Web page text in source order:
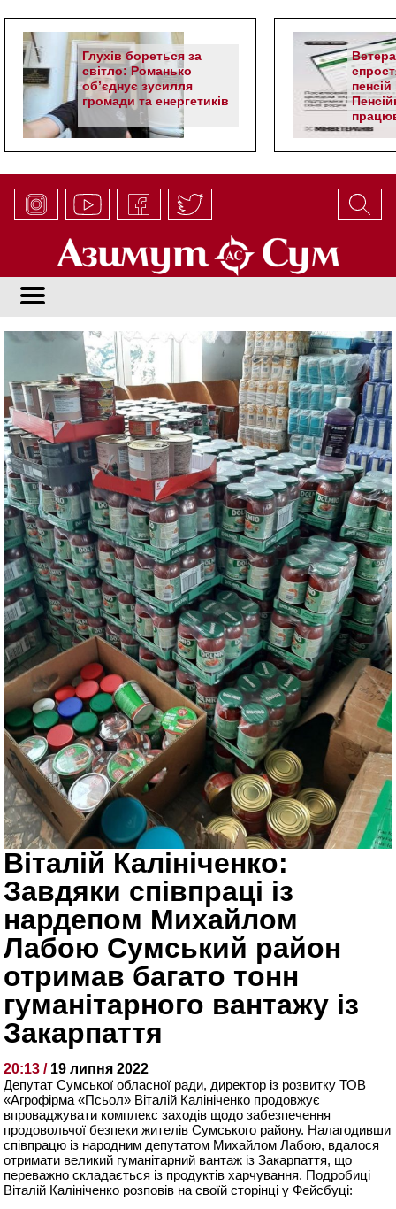
Глухів бореться за
світло: Романько
об’єднує зусилля
громади та енергетиків
Віталій Калініченко:
Завдяки співпраці із
нардепом Михайлом
Лабою Сумський район
отримав багато тонн
гуманітарного вантажу із
Закарпаття
20:13 / 19 липня 2022
Депутат Сумської обласної ради, директор із розвитку ТОВ
«Агрофірма «Псьол» Віталій Калініченко продовжує
впроваджувати комплекс заходів щодо забезпечення
продовольчої безпеки жителів Сумського району. Налагодивши
співпрацю із народним депутатом Михайлом Лабою, вдалося
отримати великий гуманітарний вантаж із Закарпаття, що
переважно складається із продуктів харчування. Подробиці
Віталій Калініченко розповів на своїй сторінці у Фейсбуці: